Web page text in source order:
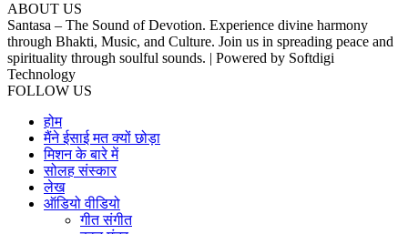
ABOUT US
Santasa – The Sound of Devotion. Experience divine harmony
through Bhakti, Music, and Culture. Join us in spreading peace and
spirituality through soulful sounds. | Powered by Softdigi
Technology
FOLLOW US
होम
मैंने ईसाई मत क्यों छोड़ा
मिशन के बारे में
सोलह संस्कार
लेख
ऑडियो वीडियो
गीत संगीत